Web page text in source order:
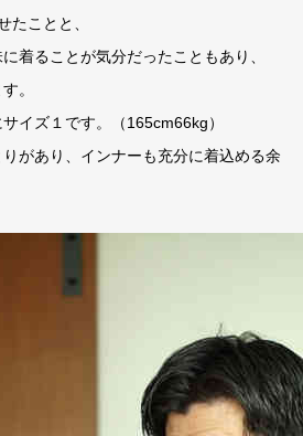
たことと、
着ることが気分だったこともあり、
。
イズ１です。（165cm66kg）
があり、インナーも充分に着込める余